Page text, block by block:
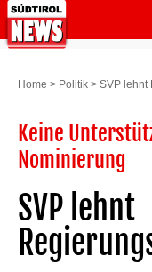
Home > Politik > SVP lehnt
Keine
Nominierung
SVP lehnt